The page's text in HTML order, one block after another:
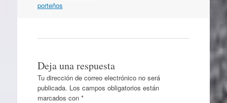
porteños
Deja una respuesta
Tu dirección de correo electrónico no será
publicada. Los campos obligatorios están
marcados con *